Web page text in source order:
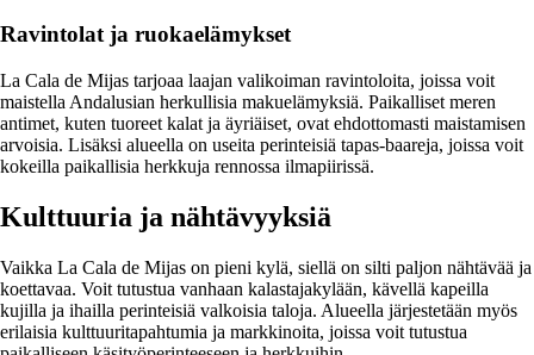
Ravintolat ja ruokaelämykset
La Cala de Mijas tarjoaa laajan valikoiman ravintoloita, joissa voit
maistella Andalusian herkullisia makuelämyksiä. Paikalliset meren
antimet, kuten tuoreet kalat ja äyriäiset, ovat ehdottomasti maistamisen
arvoisia. Lisäksi alueella on useita perinteisiä tapas-baareja, joissa voit
kokeilla paikallisia herkkuja rennossa ilmapiirissä.
Kulttuuria ja nähtävyyksiä
Vaikka La Cala de Mijas on pieni kylä, siellä on silti paljon nähtävää ja
koettavaa. Voit tutustua vanhaan kalastajakylään, kävellä kapeilla
kujilla ja ihailla perinteisiä valkoisia taloja. Alueella järjestetään myös
erilaisia kulttuuritapahtumia ja markkinoita, joissa voit tutustua